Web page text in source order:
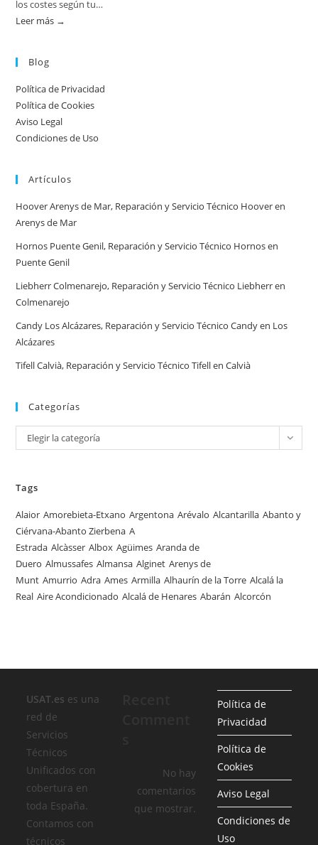
los costes según tu…
Leer más →
ciudad:
disponibilidad
y
en
Blog
Política de Privacidad
Política de Cookies
Aviso Legal
Condiciones de Uso
Artículos
Hoover Arenys de Mar, Reparación y Servicio Técnico Hoover en
Arenys de Mar
Hornos Puente Genil, Reparación y Servicio Técnico Hornos en
Puente Genil
Liebherr Colmenarejo, Reparación y Servicio Técnico Liebherr en
Colmenarejo
Candy Los Alcázares, Reparación y Servicio Técnico Candy en Los
Alcázares
Tifell Calvià, Reparación y Servicio Técnico Tifell en Calvià
Categorías
Categorías
Elegir la categoría
Tags
Alaior Amorebieta-Etxano Argentona Arévalo Alcantarilla Abanto y
Ciérvana-Abanto Zierbena A
Estrada Alcàsser Albox Agüimes Aranda de
Duero Almussafes Almansa Alginet Arenys de
Munt Amurrio Adra Ames Armilla Alhaurín de la Torre Alcalá la
Real Aire Acondicionado Alcalá de Henares Abarán Alcorcón
USAT.es es una
red de
Servicios
Técnicos
Unificados con
cobertura en
toda España.
Contamos con
técnicos
No hay
comentarios
que mostrar.
Política de
Privacidad
Política de
Cookies
Aviso Legal
Condiciones de
Uso